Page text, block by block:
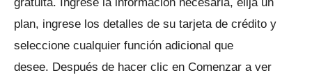
plan, ingrese los detalles de su tarjeta de crédito y
seleccione cualquier función adicional que
desee. Después de hacer clic en Comenzar a ver